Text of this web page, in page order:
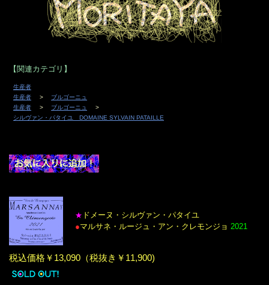
【関連カテゴリ】
生産者
生産者
ブルゴーニュ
生産者
ブルゴーニュ
シルヴァン・パタイユ DOMAINE SYLVAIN PATAILLE
★ ドメーヌ・シルヴァン・パタイユ
●マルサネ・ルージュ・アン・クレモンジョ 2021
税込価格￥13,090（税抜き￥11,900)